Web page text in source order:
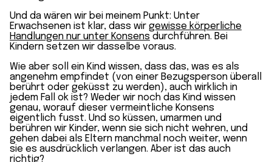
Und da wären wir bei meinem Punkt: Unter
Erwachsenen ist klar, dass wir gewisse körperliche
Handlungen nur unter Konsens durchführen. Bei
Kindern setzen wir dasselbe voraus.
Wie aber soll ein Kind wissen, dass das, was es als
angenehm empfindet (von einer Bezugsperson überall
berührt oder geküsst zu werden), auch wirklich in
jedem Fall ok ist? Weder wir noch das Kind wissen
genau, worauf dieser vermeintliche Konsens
eigentlich fusst. Und so küssen, umarmen und
berühren wir Kinder, wenn sie sich nicht wehren, und
gehen dabei als Eltern manchmal noch weiter, wenn
sie es ausdrücklich verlangen. Aber ist das auch
richtig?